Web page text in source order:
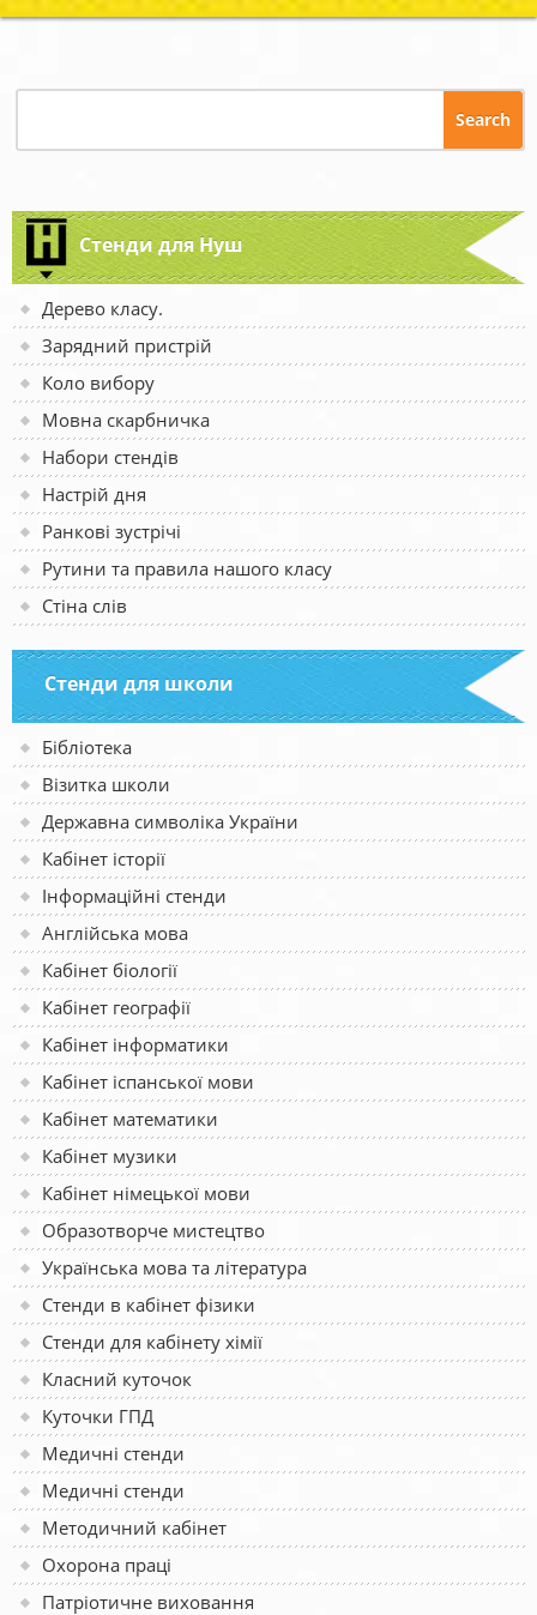
Стенди для Нуш
Дерево класу.
Зарядний пристрій
Коло вибору
Мовна скарбничка
Набори стендів
Настрій дня
Ранкові зустрічі
Рутини та правила нашого класу
Стіна слів
Стенди для школи
Бібліотека
Візитка школи
Державна символіка України
Кабінет історії
Інформаційні стенди
Англійська мова
Кабінет біології
Кабінет географії
Кабінет інформатики
Кабінет іспанської мови
Кабінет математики
Кабінет музики
Кабінет німецької мови
Образотворче мистецтво
Українська мова та література
Стенди в кабінет фізики
Стенди для кабінету хімії
Класний куточок
Куточки ГПД
Медичні стенди
Медичні стенди
Методичний кабінет
Охорона праці
Патріотичне виховання